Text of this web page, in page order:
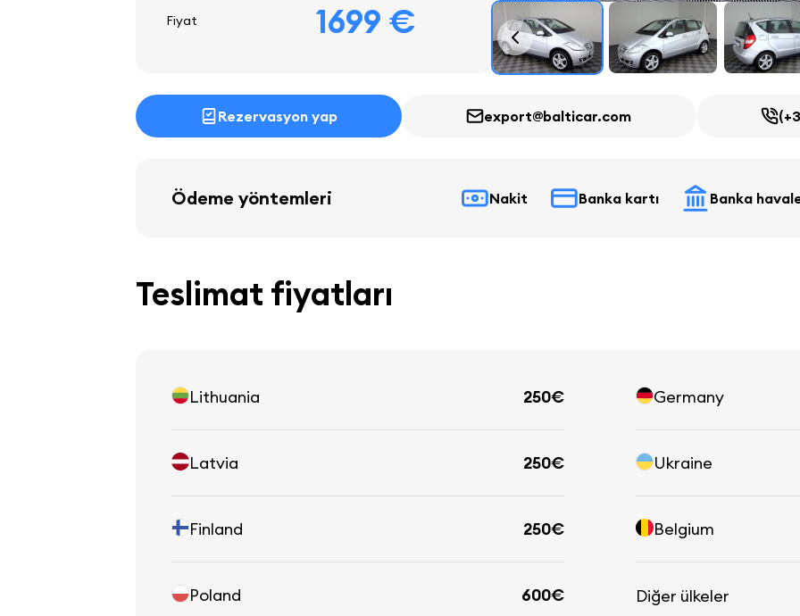
Fiyat 1699 €
Rezervasyon yap export@balticar.com
Ödeme yöntemleri Nakit Banka kartı Banka
Teslimat fiyatları
Lithuania 250€
Latvia 250€
Finland 250€
Poland 600€
Germany
Ukraine
Belgium
Diğer ülkeler